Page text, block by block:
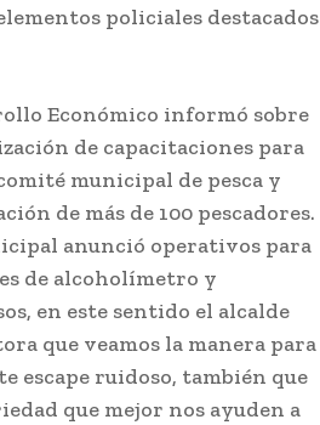
policiales destacados
Económico informó sobre
de capacitaciones para
municipal de pesca y
de más de 100 pescadores.
anunció operativos para
de alcoholímetro y
en este sentido el alcalde
que veamos la manera para
escape ruidoso, también que
que mejor nos ayuden a